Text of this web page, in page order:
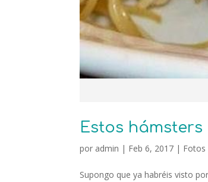
Estos
por admin | Feb 6, 2017 | Fotos
Supongo que ya habréis visto